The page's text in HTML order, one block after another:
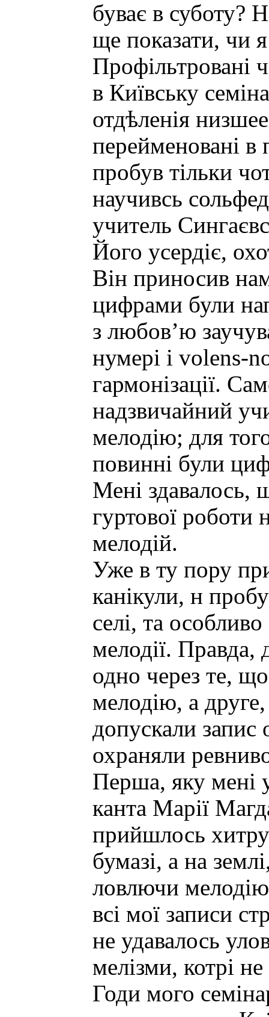
буває в суботу?
ще показати, чи
Профільтровані
в Київську
отдѣленія
перейменовані
пробув тільки
научивсь
учитель
Його усердіє,
Він приносив
цифрами були
з любов’ю
нумері і volens-
гармонізації.
надзвичайний
мелодію; для
повинні були
Мені здавалось,
гуртової роботи
мелодій.
Уже в ту пору
канікули, н
селі, та
мелодії. Правда,
одно через те,
мелодію, а
допускали запис
охраняли
Перша, яку мені
канта Марії
прийшлось
бумазі, а на
ловлючи
всі мої записи
не удавалось
мелізми, котрі не
Годи мого